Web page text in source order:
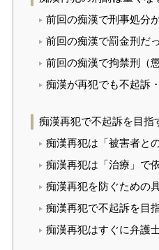
前回の痴漢で刑事処分
前回の痴漢で罰金刑だ
前回の痴漢で拘禁刑（
痴漢が再犯でも不起訴
痴漢再犯で不起訴を目指
痴漢再犯は「被害者と
痴漢再犯は「治療」で
痴漢再犯を防ぐための
痴漢再犯で不起訴を目
痴漢再犯はすぐに弁護